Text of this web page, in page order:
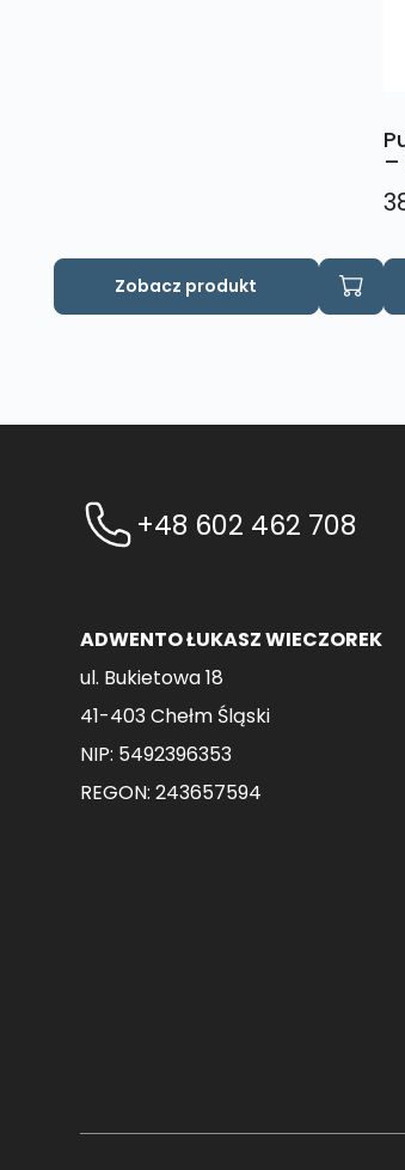
Zobacz produkt
–
+48 602 462 708
ADWENTO ŁUKASZ WIECZOREK
ul. Bukietowa 18
41-403 Chełm Śląski
NIP: 5492396353
REGON: 243657594